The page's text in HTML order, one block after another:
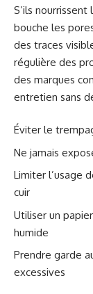
S’ils
bouche les
des traces
régulière des
des marques
entretien sans
Éviter le
Ne jamais
Limiter l’usage
cuir
Utiliser un
humide
Prendre garde
excessives